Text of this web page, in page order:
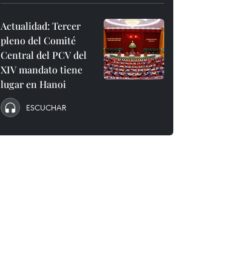
Actualidad: Tercer
pleno del Comité
Central del PCV del
XIV mandato tiene
lugar en Hanoi
ESCUCHAR